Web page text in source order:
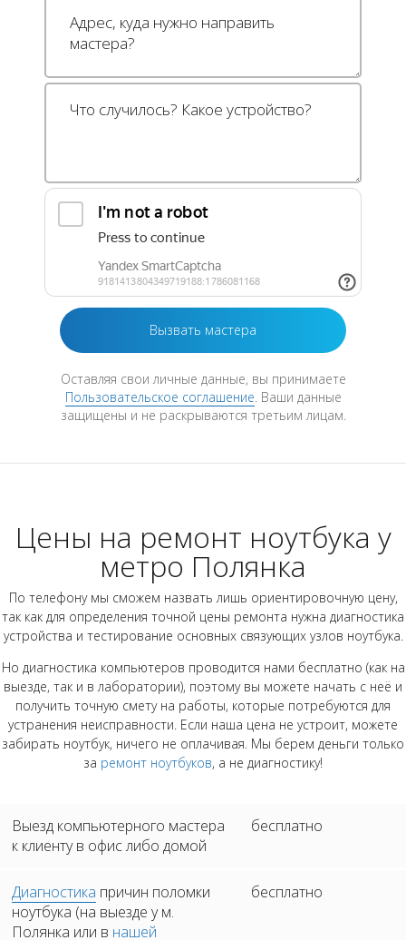
Оставляя свои личные данные, вы принимаете
Пользовательское соглашение. Ваши данные
защищены и не раскрываются третьим лицам.
Цены на ремонт ноутбука у
метро Полянка
По телефону мы сможем назвать лишь ориентировочную цену,
так как для определения точной цены ремонта нужна диагностика
устройства и тестирование основных связующих узлов ноутбука.
Но диагностика компьютеров проводится нами бесплатно (как на
выезде, так и в лаборатории), поэтому вы можете начать с неё и
получить точную смету на работы, которые потребуются для
устранения неисправности. Если наша цена не устроит, можете
забирать ноутбук, ничего не оплачивая. Мы берем деньги только
за ремонт ноутбуков, а не диагностику!
Выезд компьютерного мастера
к клиенту в офис либо домой
бесплатно
Диагностика причин поломки
ноутбука (на выезде у м.
Полянка или в нашей
бесплатно